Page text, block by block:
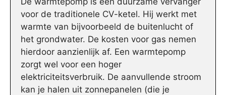
voor de traditionele CV-ketel. Hij werkt met
warmte van bijvoorbeeld de buitenlucht of
het grondwater. De kosten voor gas nemen
hierdoor aanzienlijk af. Een warmtepomp
zorgt wel voor een hoger
elektriciteitsverbruik. De aanvullende stroom
kan je halen uit zonnepanelen (die je